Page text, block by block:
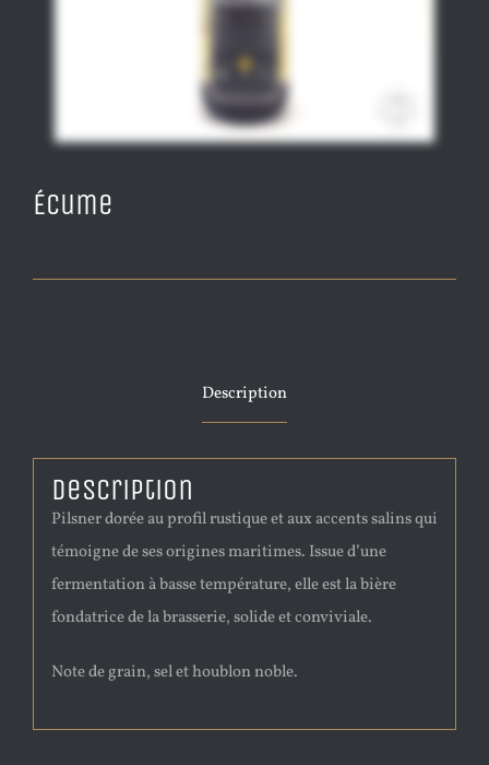
Écume
Description
Description
Pilsner dorée au profil rustique et aux accents salins qui
témoigne de ses origines maritimes. Issue d’une
fermentation à basse température, elle est la bière
fondatrice de la brasserie, solide et conviviale.
Note de grain, sel et houblon noble.